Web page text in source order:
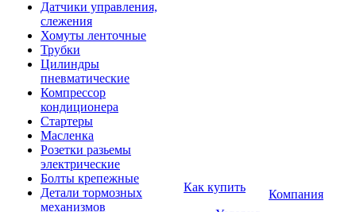
Датчики управления,
слежения
Хомуты ленточные
Трубки
Цилиндры
пневматические
Компрессор
кондиционера
Стартеры
Масленка
Розетки разьемы
электрические
Болты крепежные
Детали тормозных
механизмов
Как купить
Компания